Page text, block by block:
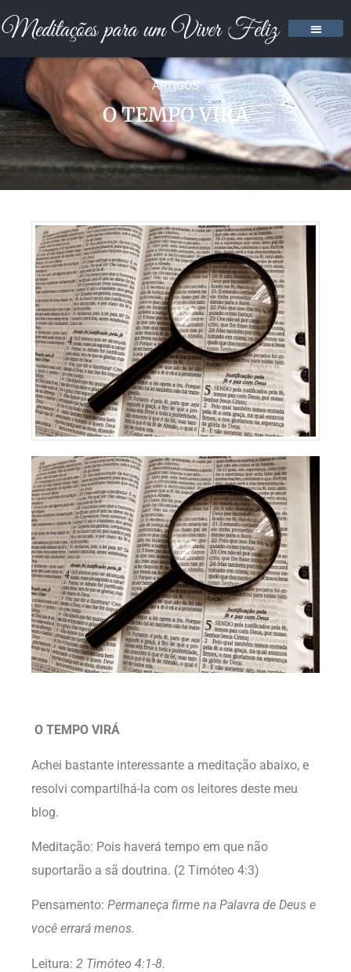
ARTIGOS
O TEMPO VIRÁ
O TEMPO VIRÁ
Achei bastante interessante a meditação abaixo, e
resolvi compartilhá-la com os leitores deste meu
blog.
Meditação: Pois haverá tempo em que não
suportarão a sã doutrina. (2 Timóteo 4:3)
Pensamento: Permaneça firme na Palavra de Deus e
você errará menos.
Leitura: 2 Timóteo 4:1-8.